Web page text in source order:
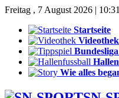
Freitag , 7 August 2026 |
Startseite
Videothek
Wie alles